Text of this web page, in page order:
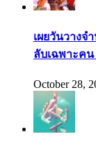
เผยวันวางจ
ลับเฉพาะคน
October 28,